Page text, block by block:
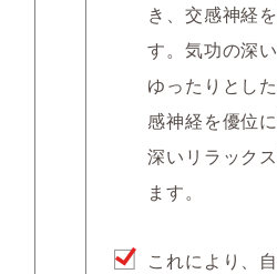
き、交感神経
す。気功の深
ゆったりとし
感神経を優位
深いリラック
ます。
これにより、